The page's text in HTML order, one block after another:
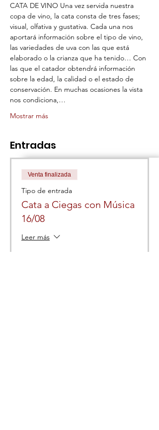
CATA DE VINO Una vez servida nuestra
copa de vino, la cata consta de tres fases;
visual, olfativa y gustativa. Cada una nos
aportará información sobre el tipo de vino,
las variedades de uva con las que está
elaborado o la crianza que ha tenido… Con
las que el catador obtendrá información
sobre la edad, la calidad o el estado de
conservación. En muchas ocasiones la vista
nos condiciona,…
Mostrar más
Entradas
Venta finalizada
Tipo de entrada
Cata a Ciegas con Música
16/08
Leer más